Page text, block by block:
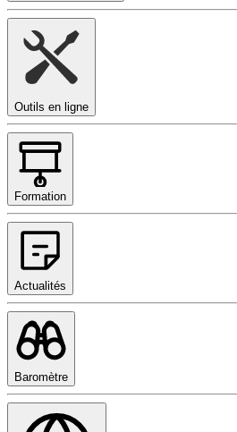
Outils en ligne
Formation
Actualités
Baromètre